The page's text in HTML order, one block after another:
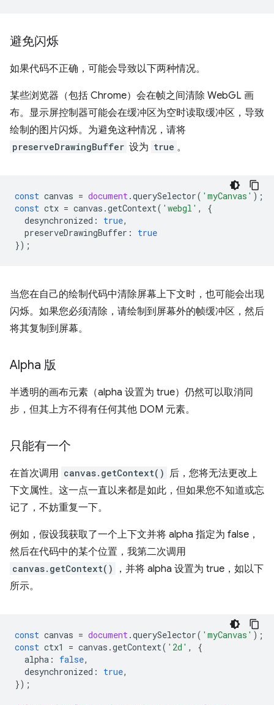
避免闪烁
如果代码不正确，可能会导致以下两种情况。
某些浏览器（包括 Chrome）会在帧之间清除 WebGL 画
布。显示屏控制器可能会在缓冲区为空时读取缓冲区，导致
绘制的图片闪烁。为避免这种情况，请将
preserveDrawingBuffer 设为 true 。
const canvas = document.querySelector( 'myCanvas' );
const ctx = canvas .getContext( 'webgl' ,
{
desynchronized : true,
preserveDrawingBuffer :
true
});
当您在自己的绘制代码中清除屏幕上下文时，也可能会出现
闪烁。如果您必须清除，请绘制到屏幕外的帧缓冲区，然后
将其复制到屏幕。
Alpha 版
半透明的画布元素（alpha 设置为 true）仍然可以取消同
步，但其上方不得有任何其他 DOM 元素。
只能有一个
在首次调用 canvas.getContext()
后，您将无法更改上
下文属性。这一点一直以来都是如此，但如果您不知道或忘
记了，不妨重复一下。
例如，假设我获取了一个上下文并将 alpha 指定为 false，
然后在代码中的某个位置，我第二次调用
canvas.getContext()
，并将 alpha 设置为 true，如以下
所示。
const canvas = document.querySelector( 'myCanvas' );
const ctx1 = canvas .getContext( '2d' ,
{
alpha : false,
desynchronized : true,
});